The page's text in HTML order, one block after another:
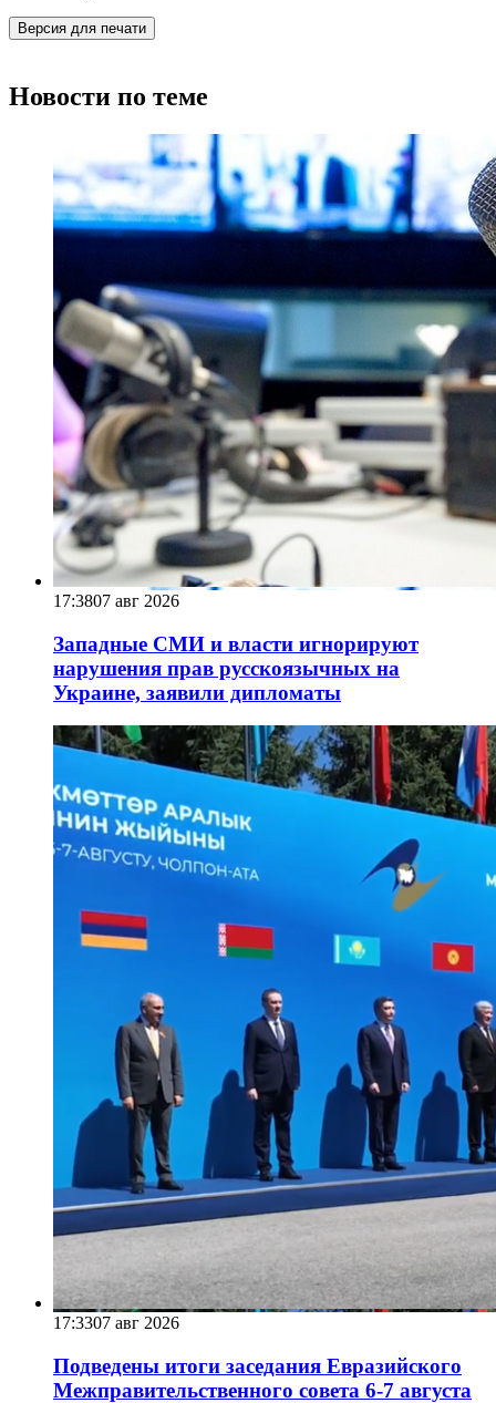
Версия для печати
Новости по теме
17:3807 авг 2026
Западные СМИ и власти игнорируют
нарушения прав русскоязычных на
Украине, заявили дипломаты
17:3307 авг 2026
Подведены итоги заседания Евразийского
Межправительственного совета 6-7 августа